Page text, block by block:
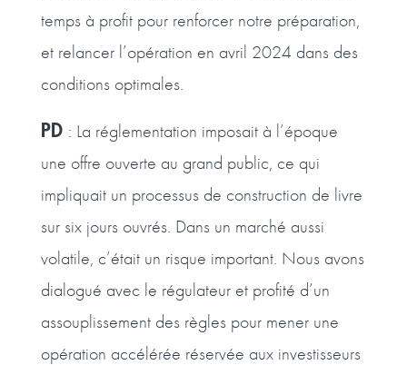
temps à profit pour renforcer notre préparation,
et relancer l’opération en avril 2024 dans des
conditions optimales.
PD : La réglementation imposait à l’époque
une offre ouverte au grand public, ce qui
impliquait un processus de construction de livre
sur six jours ouvrés. Dans un marché aussi
volatile, c’était un risque important. Nous avons
dialogué avec le régulateur et profité d’un
assouplissement des règles pour mener une
opération accélérée réservée aux investisseurs